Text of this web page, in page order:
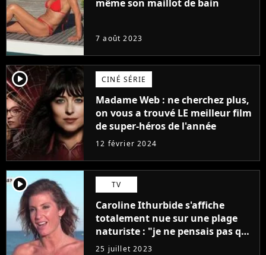
même son maillot de bain
7 août 2023
player2 CINÉ SÉRIE
Madame Web : ne cherchez plus,
on vous a trouvé LE meilleur film
de super-héros de l'année
12 février 2024
player2 TV
Caroline Ithurbide s'affiche
totalement nue sur une plage
naturiste : "je ne pensais pas que
j'arriverais à le faire..."
25 juillet 2023